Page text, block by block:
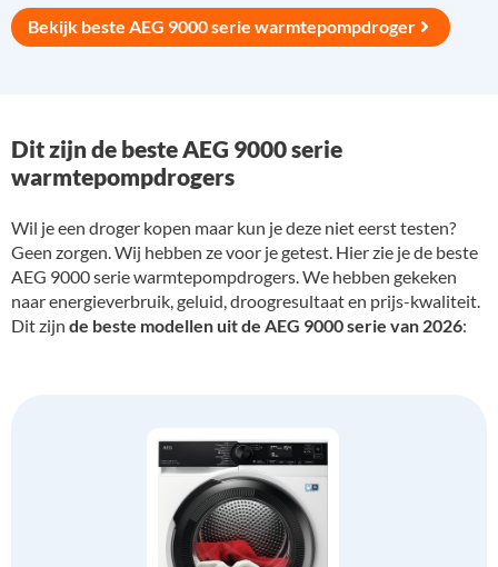
Bekijk beste AEG 9000 serie warmtepompdroger
Dit zijn de beste AEG 9000 serie
warmtepompdrogers
Wil je een droger kopen maar kun je deze niet eerst testen?
Geen zorgen. Wij hebben ze voor je getest. Hier zie je de beste
AEG 9000 serie warmtepompdrogers. We hebben gekeken
naar energieverbruik, geluid, droogresultaat en prijs-kwaliteit.
Dit zijn de beste modellen uit de AEG 9000 serie van 2026: